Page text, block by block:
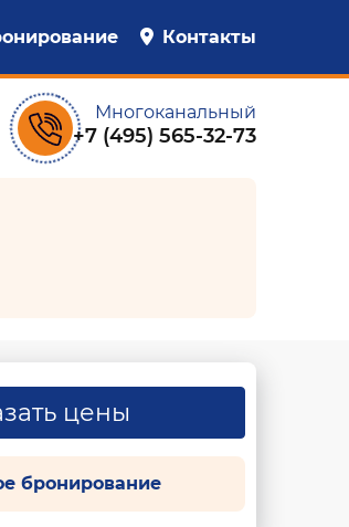
Контакты
Многоканальный
+7 (495) 565-32-73
цены
бронирование